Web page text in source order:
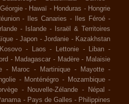
Géorgie - Hawaï - Honduras - Hongrie
- Iles Canaries - Iles Féroé -
Irlande - Islande -
Israël & Territoires
- Japon - Jordanie - Kazakhstan
Kosovo - Laos - Lettonie - Liban -
- Madagascar - Madère - Malaisie
- Maroc - Martinique - Mayotte -
- Monténégro - Mozambique -
- Nouvelle-Zélande - Népal
-
- Pays de Galles - Philippines